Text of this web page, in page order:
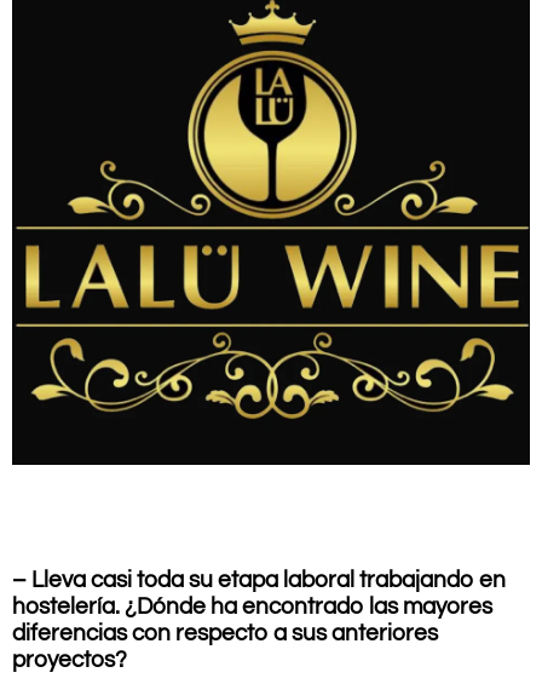
– Lleva casi toda su etapa laboral trabajando en
hostelería. ¿Dónde ha encontrado las mayores
diferencias con respecto a sus anteriores
proyectos?